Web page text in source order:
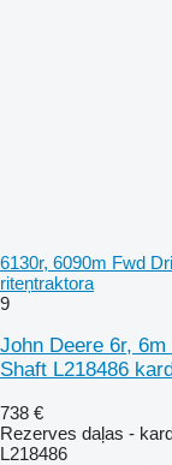
6130r, 6090m Fwd
riteņtraktora
9
John Deere 6r,
Shaft L218486
738 €
Rezerves daļas -
L218486